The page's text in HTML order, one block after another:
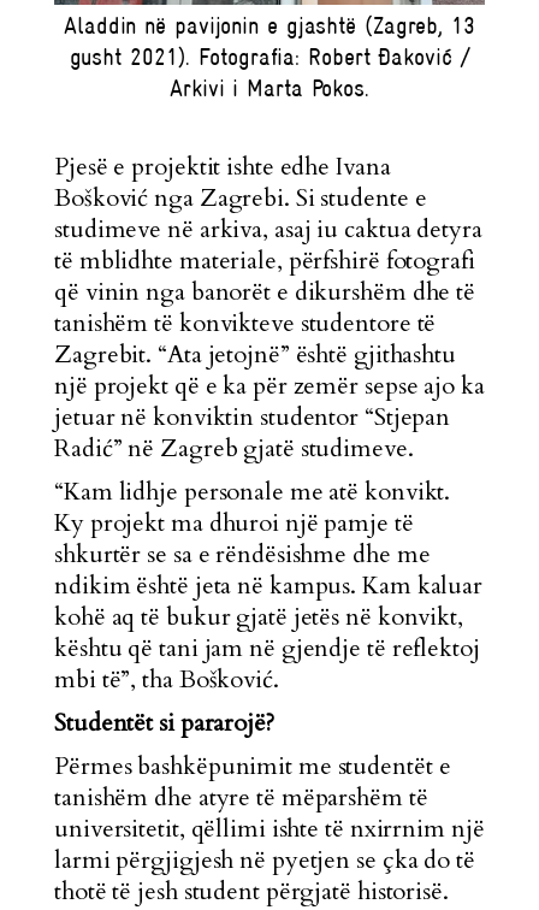
Aladdin në pavijonin e gjashtë (Zagreb, 13
gusht 2021). Fotografia: Robert Đaković /
Arkivi i Marta Pokos.
Pjesë e projektit ishte edhe Ivana
Bošković nga Zagrebi. Si studente e
studimeve në arkiva, asaj iu caktua detyra
të mblidhte materiale, përfshirë fotografi
që vinin nga banorët e dikurshëm dhe të
tanishëm të konvikteve studentore të
Zagrebit. “Ata jetojnë” është gjithashtu
një projekt që e ka për zemër sepse ajo ka
jetuar në konviktin studentor “Stjepan
Radić” në Zagreb gjatë studimeve.
“Kam lidhje personale me atë konvikt.
Ky projekt ma dhuroi një pamje të
shkurtër se sa e rëndësishme dhe me
ndikim është jeta në kampus. Kam kaluar
kohë aq të bukur gjatë jetës në konvikt,
kështu që tani jam në gjendje të reflektoj
mbi të”, tha Bošković.
Studentët si pararojë?
Përmes bashkëpunimit me studentët e
tanishëm dhe atyre të mëparshëm të
universitetit, qëllimi ishte të nxirrnim një
larmi përgjigjesh në pyetjen se çka do të
thotë të jesh student përgjatë historisë.